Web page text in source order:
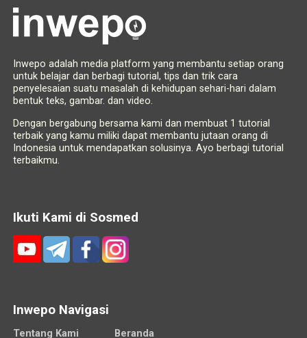
Inwepo adalah media platform yang membantu setiap orang
untuk belajar dan berbagi tutorial, tips dan trik cara
penyelesaian suatu masalah di kehidupan sehari-hari dalam
bentuk teks, gambar. dan video.
Dengan bergabung bersama kami dan membuat 1 tutorial
terbaik yang kamu miliki dapat membantu jutaan orang di
Indonesia untuk mendapatkan solusinya. Ayo berbagi tutorial
terbaikmu.
Ikuti Kami di Sosmed
Inwepo Navigasi
Tentang Kami Beranda